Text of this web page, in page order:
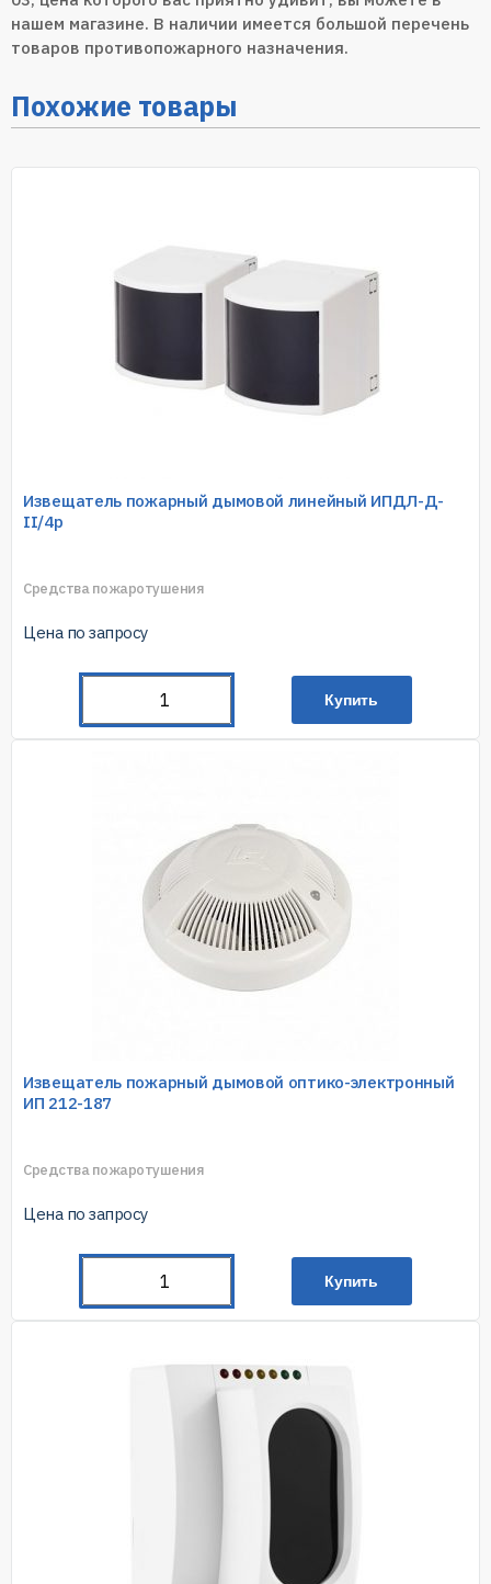
нашем магазине. В наличии имеется большой перечень
товаров противопожарного назначения.
Похожие товары
Извещатель пожарный дымовой линейный ИПДЛ-Д-
II/4р
Средства пожаротушения
Цена по запросу
Купить
Извещатель пожарный дымовой оптико-электронный
ИП 212-187
Средства пожаротушения
Цена по запросу
Купить